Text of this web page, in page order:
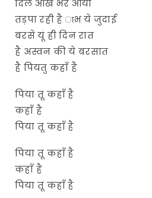
दिल आँख भर आयी
तड़पा रही है ाभ ये जुदाई
बरसे यूं ही दिन रात
है अस्वन की ये बरसात
है पियतु कहाँ है
पिया तू कहाँ है
कहाँ है
पिया तू कहाँ है
पिया तू कहाँ है
कहाँ है
पिया तू कहाँ है